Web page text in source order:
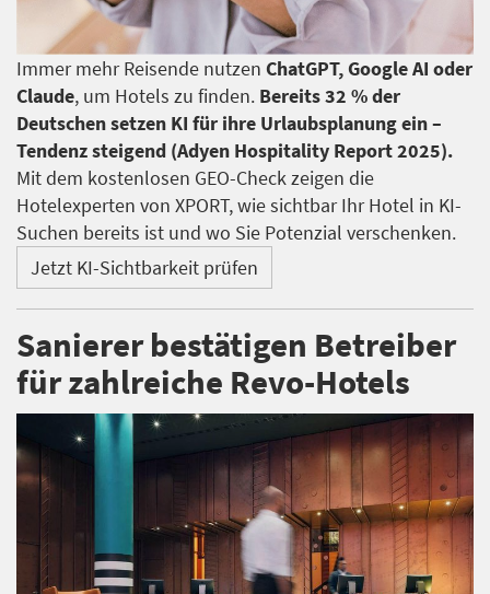
Immer mehr Reisende nutzen ChatGPT, Google AI oder
Claude, um Hotels zu finden. Bereits 32 % der
Deutschen setzen KI für ihre Urlaubsplanung ein –
Tendenz steigend (Adyen Hospitality Report 2025).
Mit dem kostenlosen GEO-Check zeigen die
Hotelexperten von XPORT, wie sichtbar Ihr Hotel in KI-
Suchen bereits ist und wo Sie Potenzial verschenken.
Jetzt KI-Sichtbarkeit prüfen
Sanierer bestätigen Betreiber
für zahlreiche Revo-Hotels